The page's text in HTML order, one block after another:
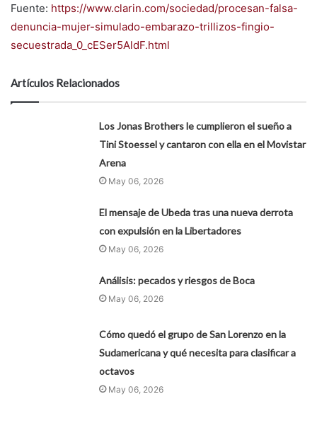
Fuente: https://www.clarin.com/sociedad/procesan-falsa-
denuncia-mujer-simulado-embarazo-trillizos-fingio-
secuestrada_0_cESer5AldF.html
Artículos Relacionados
Los Jonas Brothers le cumplieron el sueño a
Tini Stoessel y cantaron con ella en el Movistar
Arena
May 06, 2026
El mensaje de Ubeda tras una nueva derrota
con expulsión en la Libertadores
May 06, 2026
Análisis: pecados y riesgos de Boca
May 06, 2026
Cómo quedó el grupo de San Lorenzo en la
Sudamericana y qué necesita para clasificar a
octavos
May 06, 2026